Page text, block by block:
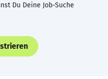
Du Deine Job-Suche